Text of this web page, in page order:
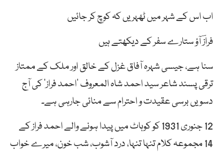
اب اس کے شہر میں ٹھہریں کہ کوچ کر جائیں
فرازؔ آؤ ستارے سفر کے دیکھتے ہیں
سنا ہے، جیسی شہرہ آفاق غزل کے خالق اور ملک کے ممتاز
ترقی پسند شاعر سید احمد شاہ المعروف ’احمد فراز‘ کی آج
دسویں برسی عقیدت و احترام سے منائی جارہی ہے۔
12 جنوری 1931 کو کوہاٹ میں پیدا ہونے والے احمد فراز کے
14 مجموعہ کلام تنہا تنہا، درد آشوب، شب خون، میرے خواب